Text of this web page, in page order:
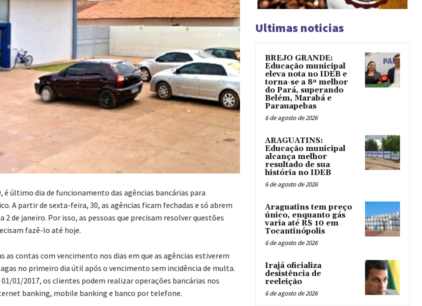
é último dia de funcionamento das agências bancárias para
A partir de sexta-feira, 30, as agências ficam fechadas e só abrem
2 de janeiro. Por isso, as pessoas que precisam resolver questões
fazê-lo até hoje.
as contas com vencimento nos dias em que as agências estiverem
no primeiro dia útil após o vencimento sem incidência de multa.
01/2017, os clientes podem realizar operações bancárias nos
banking, mobile banking e banco por telefone.
Ultimas noticias
BREJO GRANDE:
Educação municipal
eleva nota no IDEB e
torna-se a 8ª melhor
do Pará, superando
Belém, Marabá e
Parauapebas
6 de agosto de 2026
ARAGUATINS:
Educação municipal
alcança melhor
resultado de sua
história no IDEB
6 de agosto de 2026
Araguatins tem preço
único, enquanto gás
varia até R$ 10 em
Tocantinópolis
6 de agosto de 2026
Irajá oficializa
desistência de
reeleição
6 de agosto de 2026